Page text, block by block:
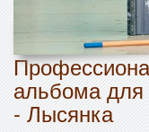
альбома для
- Лысянка